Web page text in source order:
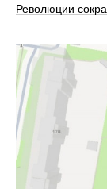
Революции